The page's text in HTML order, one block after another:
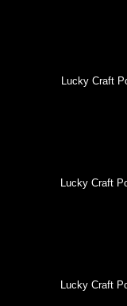
Lucky Craft
Lucky Craft
Lucky Craft